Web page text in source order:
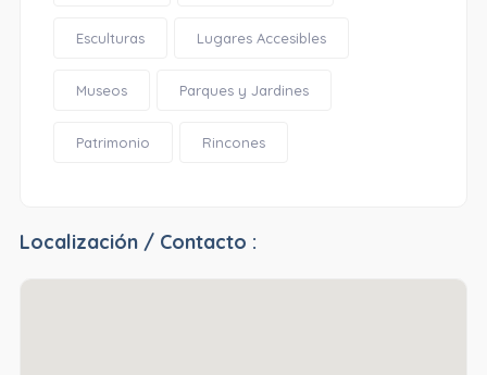
Esculturas Lugares Accesibles
Museos Parques y Jardines
Patrimonio Rincones
Localización / Contacto :